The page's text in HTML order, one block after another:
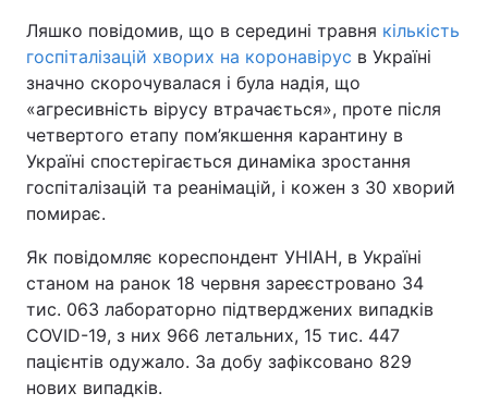
Ляшко повідомив, що в середині травня кількість
госпіталізацій хворих на коронавірус в Україні
значно скорочувалася і була надія, що
«агресивність вірусу втрачається», проте після
четвертого етапу пом’якшення карантину в
Україні спостерігається динаміка зростання
госпіталізацій та реанімацій, і кожен з 30 хворий
помирає.
Як повідомляє кореспондент УНІАН, в Україні
станом на ранок 18 червня зареєстровано 34
тис. 063 лабораторно підтверджених випадків
COVID-19, з них 966 летальних, 15 тис. 447
пацієнтів одужало. За добу зафіксовано 829
нових випадків.